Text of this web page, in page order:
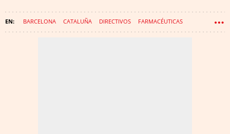
BARCELONA CATALUÑA DIRECTIVOS FARMACÉUTICAS